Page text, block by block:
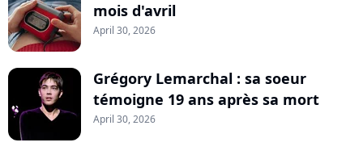
mois d'avril
April 30, 2026
Grégory Lemarchal : sa soeur
témoigne 19 ans après sa mort
April 30, 2026